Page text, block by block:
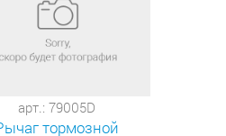
арт.: 79005D
тормозной